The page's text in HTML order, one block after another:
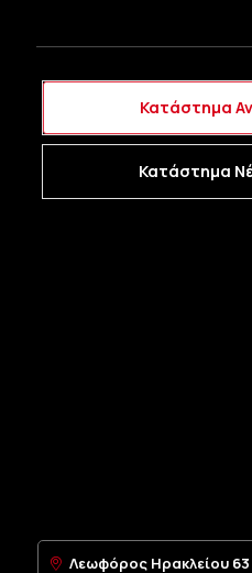
Κατάστημα
Κατάστημα
Λεωφόρος Ηρακλείου